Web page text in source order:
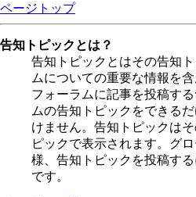
ページトップ
告知トピックとは？
告知トピックとはその告知
ムについての重要な情報を
フォーラムに記事を投稿す
ムの告知トピックをできる
けません。告知トピックは
ピックで表示されます。グ
様、告知トピックを投稿す
です。